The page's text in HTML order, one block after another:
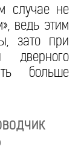
случае не
ведь этим
зато при
дверного
больше